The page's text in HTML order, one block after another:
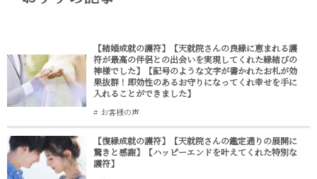
【結婚成就の護符】【天就院さんの良縁に恵まれる護
符が最高の伴侶との出会いを実現してくれた縁結びの
神様でした】【記号のような文字が書かれたお札が効
果抜群！即効性のあるお守りになってくれ幸せを手に
入れることができました】
お客様の声
【復縁成就の護符】【天就院さんの鑑定通りの展開に
驚きと感謝】【ハッピーエンドを叶えてくれた特別な
護符】